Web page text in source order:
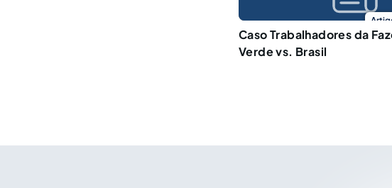
Caso Trabalhadores da
Verde vs. Brasil